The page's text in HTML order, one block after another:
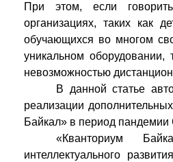
При этом, если
организациях, таких как
обучающихся во многом
уникальном
невозможностью
В данной статье
реализации
Байкал» в период пандемии
«Кванториум
интеллектуального